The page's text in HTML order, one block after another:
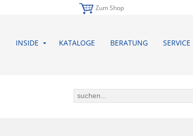
Zum Shop
INSIDE KATALOGE BERATUNG SERVICE